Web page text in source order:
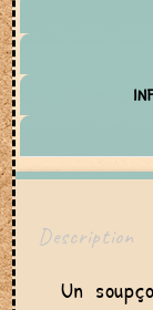
Description
Un